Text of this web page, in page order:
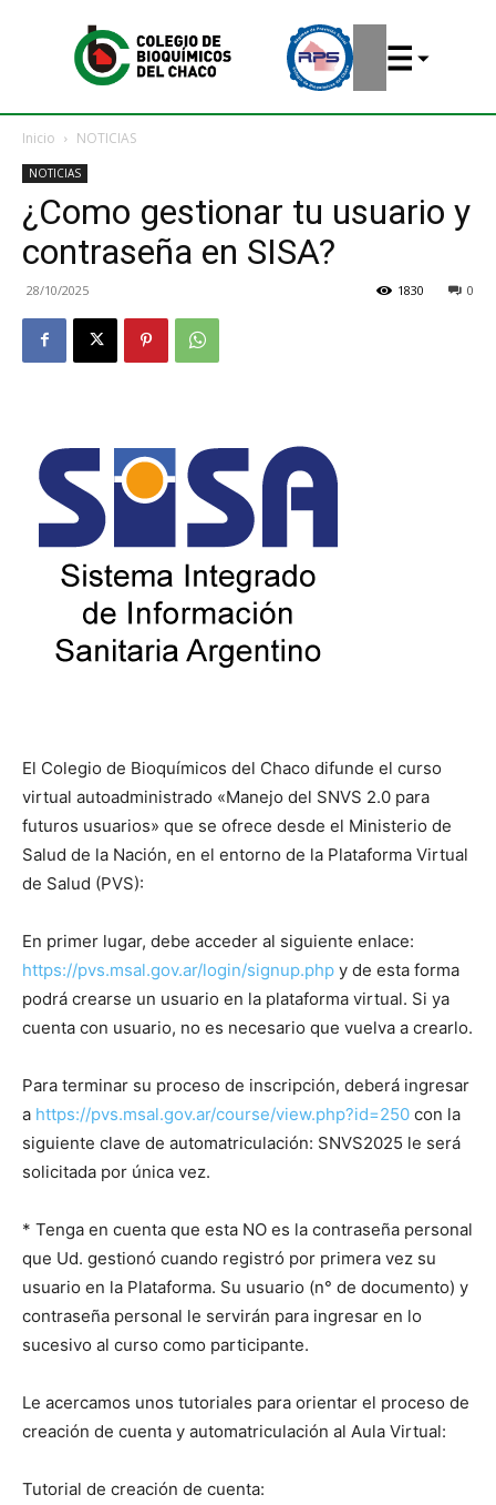
Inicio NOTICIAS
NOTICIAS
¿Como gestionar tu usuario y
contraseña en SISA?
28/10/2025 0
1830
El Colegio de Bioquímicos del Chaco difunde el curso
virtual autoadministrado «Manejo del SNVS 2.0 para
futuros usuarios» que se ofrece desde el Ministerio de
Salud de la Nación, en el entorno de la Plataforma Virtual
de Salud (PVS):
En primer lugar, debe acceder al siguiente enlace:
https://pvs.msal.gov.ar/login/signup.php y de esta forma
podrá crearse un usuario en la plataforma virtual. Si ya
cuenta con usuario, no es necesario que vuelva a crearlo.
Para terminar su proceso de inscripción, deberá ingresar
a https://pvs.msal.gov.ar/course/view.php?id=250 con la
siguiente clave de automatriculación: SNVS2025 le será
solicitada por única vez.
* Tenga en cuenta que esta NO es la contraseña personal
que Ud. gestionó cuando registró por primera vez su
usuario en la Plataforma. Su usuario (n° de documento) y
contraseña personal le servirán para ingresar en lo
sucesivo al curso como participante.
Le acercamos unos tutoriales para orientar el proceso de
creación de cuenta y automatriculación al Aula Virtual:
Tutorial de creación de cuenta: